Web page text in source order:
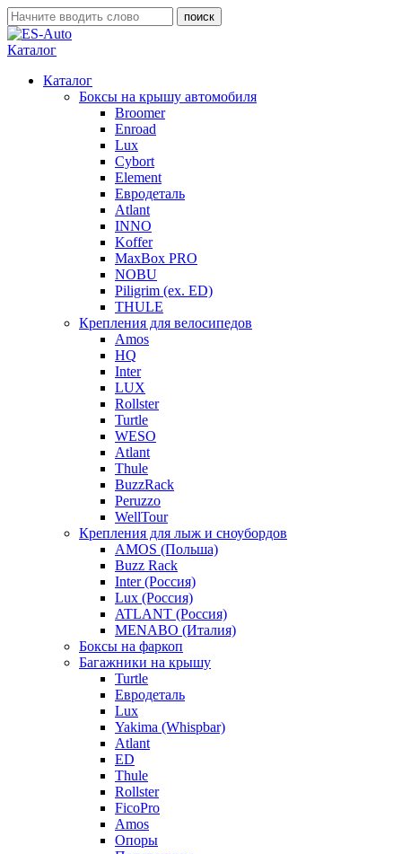
Каталог
Каталог
Боксы на крышу автомобиля
Broomer
Enroad
Lux
Cybort
Element
Евродеталь
Atlant
INNO
Koffer
MaxBox PRO
NOBU
Piligrim (ex. ED)
THULE
Крепления для велосипедов
Amos
HQ
Inter
LUX
Rollster
Turtle
WESO
Atlant
Thule
BuzzRack
Peruzzo
WellTour
Крепления для лыж и сноубордов
AMOS (Польша)
Buzz Rack
Inter (Россия)
Lux (Россия)
ATLANT (Россия)
MENABO (Италия)
Боксы на фаркоп
Багажники на крышу
Turtle
Евродеталь
Lux
Yakima (Whispbar)
Atlant
ED
Thule
Rollster
FicoPro
Amos
Опоры